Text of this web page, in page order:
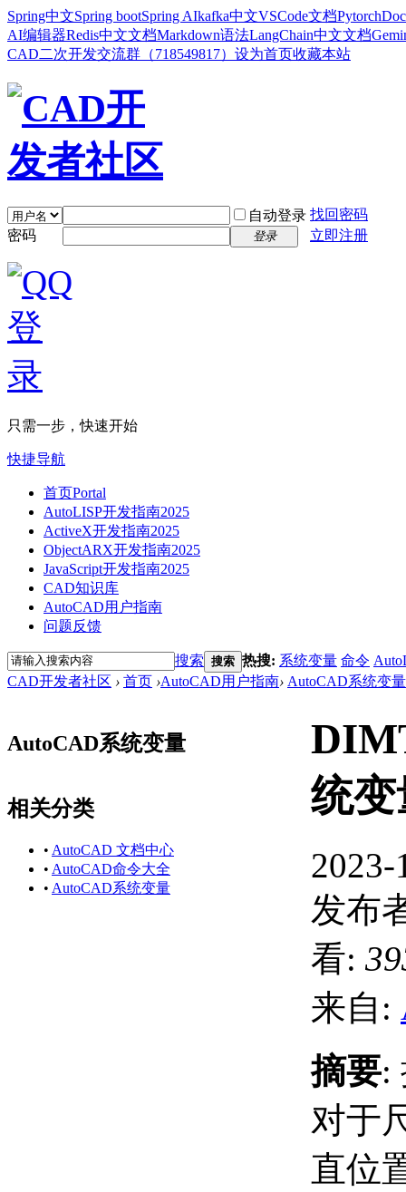
Spring中文Spring bootSpring AIkafka中文VSCode文档Pytorch
AI编辑器Redis中文文档Markdown语法LangChain中文文档
CAD二次开发交流群（718549817） 设为首页收藏本站
自动登录 找回密码
密码
登录 立即注册
只需一步，快速开始
快捷导航
首页Portal
AutoLISP开发指南2025
ActiveX开发指南2025
ObjectARX开发指南2025
JavaScript开发指南2025
CAD知识库
AutoCAD用户指南
问题反馈
搜索 搜索 热搜: 系统变量 命令
CAD开发者社区 › 首页 ›AutoCAD用户指南› AutoCAD系统变量
AutoCAD系统变量
相关分类
• AutoCAD 文档中心
• AutoCAD命令大全
• AutoCAD系统变量
统
2023-
发布
看:
来自:
摘要:
对于
直位